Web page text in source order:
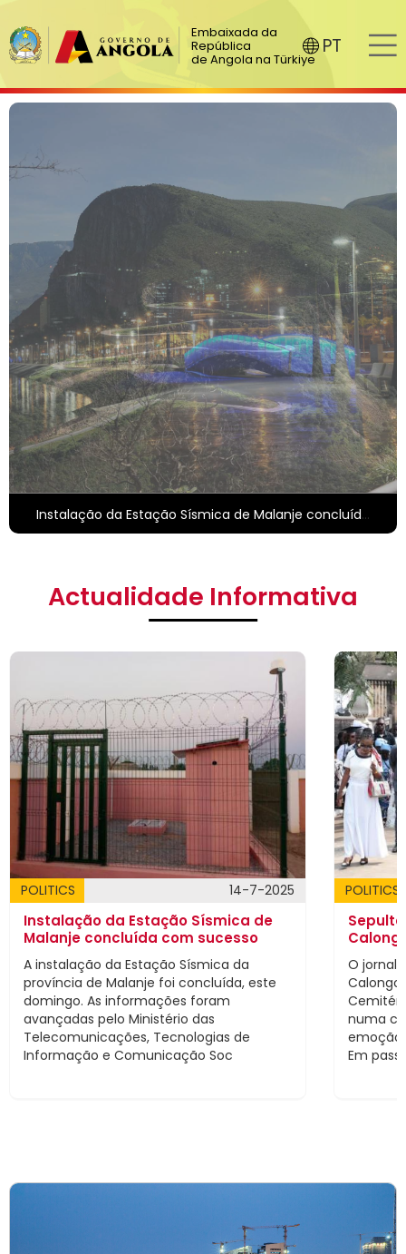
Embaixada da
República
de Angola na Türkiye
PT
Turismo
Governo de Angola
Turismo >
Actualidade Informativa
POLITICS 14-7-2025
Instalação da Estação Sísmica de
Malanje concluída com sucesso
A instalação da Estação Sísmica da
província de Malanje foi concluída, este
domingo. As informações foram
avançadas pelo Ministério das
Telecomunicações, Tecnologias de
Informação e Comunicação Soc
POLITICS
O
Calongo
numa
emoção
Em